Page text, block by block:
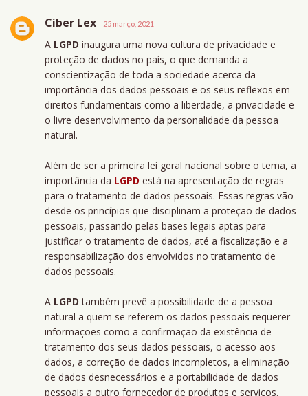
Ciber Lex 25 março, 2021
A LGPD inaugura uma nova cultura de privacidade e
proteção de dados no país, o que demanda a
conscientização de toda a sociedade acerca da
importância dos dados pessoais e os seus reflexos em
direitos fundamentais como a liberdade, a privacidade e
o livre desenvolvimento da personalidade da pessoa
natural.
Além de ser a primeira lei geral nacional sobre o tema, a
importância da LGPD está na apresentação de regras
para o tratamento de dados pessoais. Essas regras vão
desde os princípios que disciplinam a proteção de dados
pessoais, passando pelas bases legais aptas para
justificar o tratamento de dados, até a fiscalização e a
responsabilização dos envolvidos no tratamento de
dados pessoais.
A LGPD também prevê a possibilidade de a pessoa
natural a quem se referem os dados pessoais requerer
informações como a confirmação da existência de
tratamento dos seus dados pessoais, o acesso aos
dados, a correção de dados incompletos, a eliminação
de dados desnecessários e a portabilidade de dados
pessoais a outro fornecedor de produtos e serviços.